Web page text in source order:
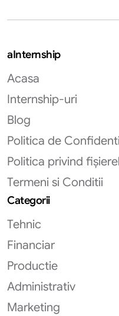
aInternship
Acasa
Internship-uri
Blog
Politica de
Politica privind
Termeni si Conditii
Categorii
Tehnic
Financiar
Productie
Administrativ
Marketing